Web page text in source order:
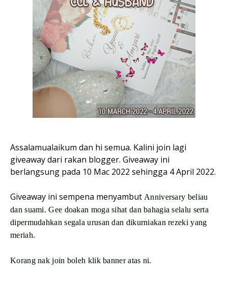
Assalamualaikum dan hi semua. Kalini join lagi
giveaway dari rakan blogger. Giveaway ini
berlangsung pada 10 Mac 2022 sehingga 4 April 2022.
Giveaway ini sempena menyambut Anniversary beliau
dan suami. Gee doakan moga sihat dan bahagia selalu serta
dipermudahkan segala urusan dan dikurniakan rezeki yang
meriah.
Korang nak join boleh klik banner atas ni.